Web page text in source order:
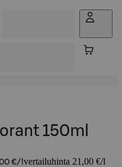
150ml
€/l vertailuhinta 21,00 €/l